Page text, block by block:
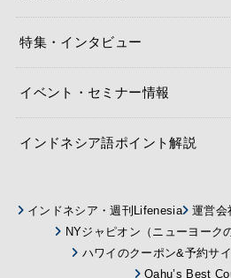
特集・インタビュー
イベント・セミナー情報
インドネシア語ポイント解説
インドネシア・週刊Lifenesia 運営会
NYジャピオン（ニューヨーク
ハワイのクーポン&予約サ
Oahu’s Best